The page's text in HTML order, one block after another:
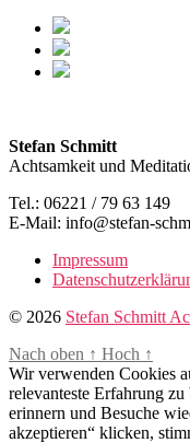
Stefan Schmitt
Achtsamkeit und
Tel.: 06221 / 79 63 149
E-Mail: info@stefan-
Impressum
© 2026 Stefan Schmitt
Nach oben ↑ Hoch ↑
Wir verwenden Cookies
relevanteste Erfahrung
erinnern und Besuche
akzeptieren“ klicken,